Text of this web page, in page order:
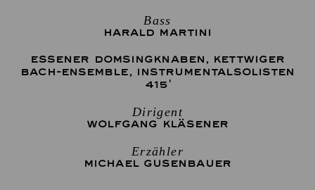
Bass
HARALD MARTINI
ESSENER DOMSINGKNABEN , KETTWIGER
BACH-ENSEMBLE, INSTRUMENTALSOLISTEN
415'
Dirigent
WOLFGANG KLÄSENER
Erzähler
MICHAEL GUSENBAUER